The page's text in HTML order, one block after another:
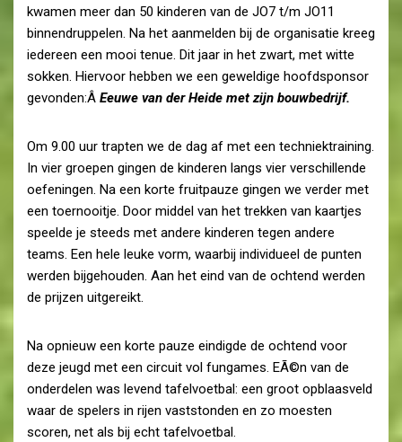
kwamen meer dan 50 kinderen van de JO7 t/m JO11
binnendruppelen. Na het aanmelden bij de organisatie kreeg
iedereen een mooi tenue. Dit jaar in het zwart, met witte
sokken. Hiervoor hebben we een geweldige hoofdsponsor
gevonden:Â Eeuwe van der Heide met zijn bouwbedrijf.
Om 9.00 uur trapten we de dag af met een techniektraining.
In vier groepen gingen de kinderen langs vier verschillende
oefeningen. Na een korte fruitpauze gingen we verder met
een toernooitje. Door middel van het trekken van kaartjes
speelde je steeds met andere kinderen tegen andere
teams. Een hele leuke vorm, waarbij individueel de punten
werden bijgehouden. Aan het eind van de ochtend werden
de prijzen uitgereikt.
Na opnieuw een korte pauze eindigde de ochtend voor
deze jeugd met een circuit vol fungames. EÃ©n van de
onderdelen was levend tafelvoetbal: een groot opblaasveld
waar de spelers in rijen vaststonden en zo moesten
scoren, net als bij echt tafelvoetbal.